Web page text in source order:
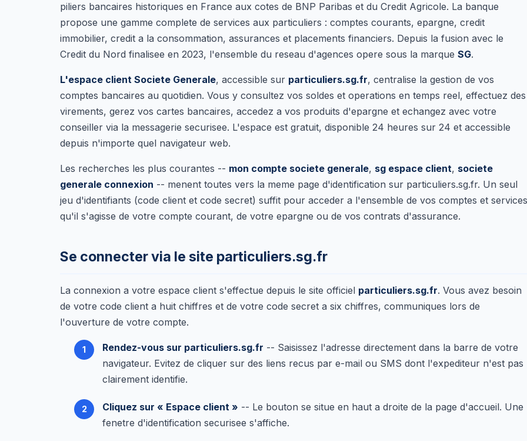
piliers bancaires historiques en France aux cotes de BNP Paribas et du Credit Agricole. La banque
propose une gamme complete de services aux particuliers : comptes courants, epargne, credit
immobilier, credit a la consommation, assurances et placements financiers. Depuis la fusion avec le
Credit du Nord finalisee en 2023, l'ensemble du reseau d'agences opere sous la marque SG.
L'espace client Societe Generale, accessible sur particuliers.sg.fr, centralise la gestion de vos
comptes bancaires au quotidien. Vous y consultez vos soldes et operations en temps reel, effectuez des
virements, gerez vos cartes bancaires, accedez a vos produits d'epargne et echangez avec votre
conseiller via la messagerie securisee. L'espace est gratuit, disponible 24 heures sur 24 et accessible
depuis n'importe quel navigateur web.
Les recherches les plus courantes -- mon compte societe generale, sg espace client, societe
generale connexion -- menent toutes vers la meme page d'identification sur particuliers.sg.fr. Un seul
jeu d'identifiants (code client et code secret) suffit pour acceder a l'ensemble de vos comptes et
qu'il s'agisse de votre compte courant, de votre epargne ou de vos contrats d'assurance.
Se connecter via le site particuliers.sg.fr
La connexion a votre espace client s'effectue depuis le site officiel particuliers.sg.fr. Vous avez besoin
de votre code client a huit chiffres et de votre code secret a six chiffres, communiques lors de
l'ouverture de votre compte.
Rendez-vous sur particuliers.sg.fr -- Saisissez l'adresse directement dans la barre de votre
navigateur. Evitez de cliquer sur des liens recus par e-mail ou SMS dont l'expediteur n'est pas
clairement identifie.
Cliquez sur « Espace client » -- Le bouton se situe en haut a droite de la page d'accueil. Une
fenetre d'identification securisee s'affiche.